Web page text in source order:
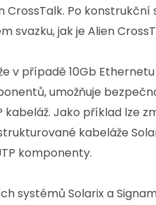
CrossTalk. Po
svazku, jak je Alien
v případě 10Gb
umožňuje
kabeláž. Jako příklad lze
kabeláže
komponenty.
systémů Solarix a